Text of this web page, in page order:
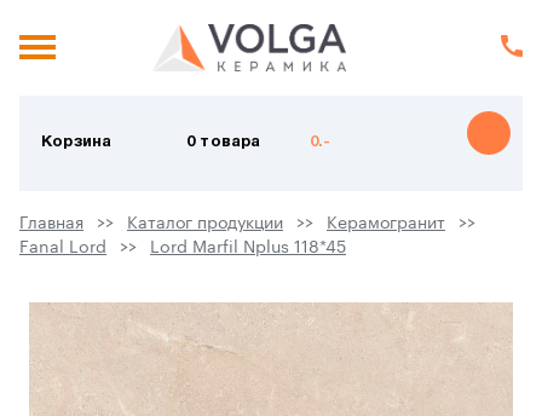
Корзина 0 товара 0.-
Главная Каталог продукции
Керамогранит
Fanal Lord
Lord Marfil Nplus 118*45